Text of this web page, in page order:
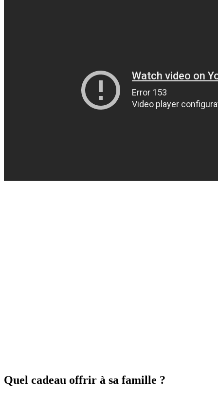
Quel cadeau offrir à sa famille ?